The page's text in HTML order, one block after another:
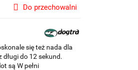
Do przechowalni
się też nada dla
do 12 sekund.
są W pełni